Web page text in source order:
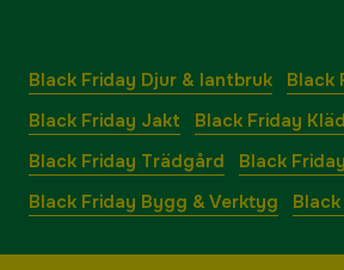
Black Friday Djur & lantbruk Black
Black Friday Jakt
Black Friday
Black Friday Trädgård
Black
Black Friday Bygg & Verktyg